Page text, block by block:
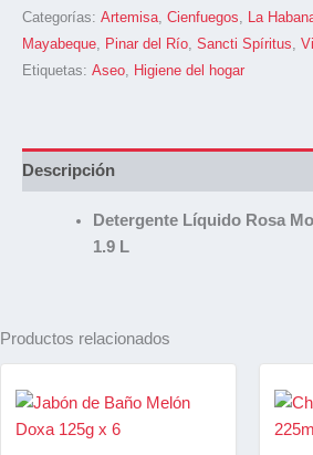
Categorías: Artemisa Cienfuegos La
Mayabeque
Pinar del Río Sancti Spíritus
Etiquetas: Aseo Higiene del hogar
Descripción
Detergente Líquido Rosa
1.9 L
Productos relacionados